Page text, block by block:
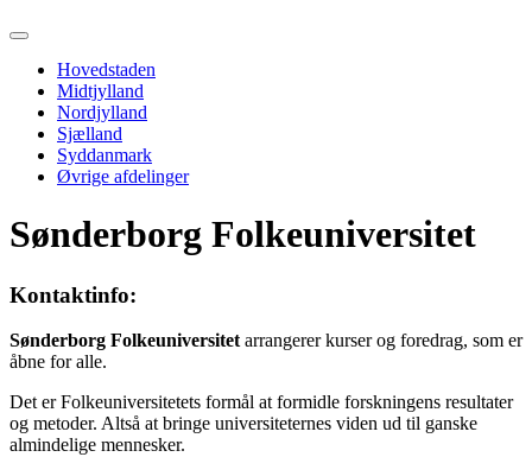
Primary
Hovedstaden
Midtjylland
Nordjylland
Sjælland
Syddanmark
Øvrige afdelinger
Sønderborg Folkeuniversitet
Kontaktinfo:
Sønderborg Folkeuniversitetarrangerer kurser og foredrag, som er
åbne for alle.
Det er Folkeuniversitetets formål at formidle forskningens resultater
og metoder. Altså at bringe universiteternes viden ud til ganske
almindelige mennesker.